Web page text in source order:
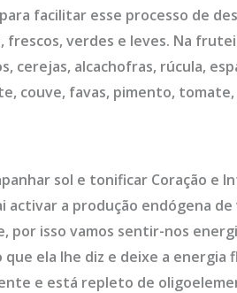
facilitar esse processo de
verdes e leves. Na
cerejas, alcachofras, rúcula,
couve, favas, pimento,
sol e tonificar Coração e
activar a produção endógena
isso vamos sentir-nos
ela lhe diz e deixe a
e está repleto de